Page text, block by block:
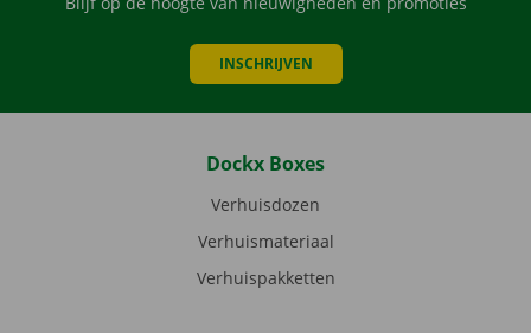
INSCHRIJVEN
Dockx Boxes
Verhuisdozen
Verhuismateriaal
Verhuispakketten